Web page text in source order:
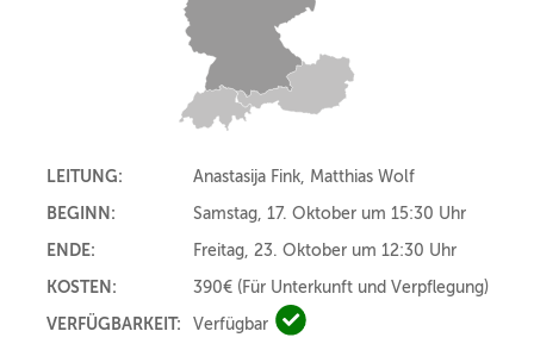
LEITUNG:
Anastasija Fink, Matthias Wolf
BEGINN:
Samstag, 17. Oktober um 15:30 Uhr
ENDE:
Freitag, 23. Oktober um 12:30 Uhr
KOSTEN:
390€ (Für Unterkunft und Verpflegung)
VERFÜGBARKEIT:
Verfügbar Verfügbar